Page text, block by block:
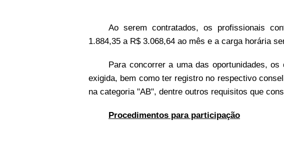
Ao serem contratados, os profissionais
1.884,35 a R$ 3.068,64 ao mês e a carga horária
Para concorrer a uma das oportunidades,
exigida, bem como ter registro no respectivo
na categoria "AB", dentre outros requisitos que
Procedimentos para participação